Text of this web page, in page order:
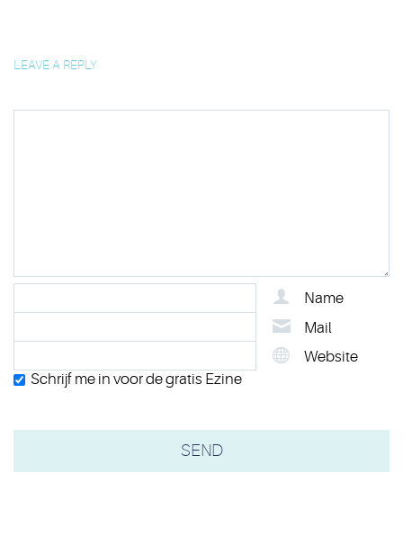
LEAVE A REPLY
Name
Mail
Website
Schrijf me in voor de gratis Ezine